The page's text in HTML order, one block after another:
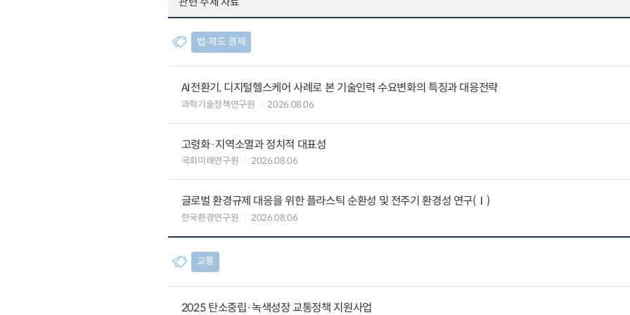
법∙제도 경제
AI전환기, 디지털헬스케어 사례로 본 기술인력 수요변화의 특징과 대응전략
과학기술정책연구원 2026.08.06
고령화·지역소멸과 정치적 대표성
국회미래연구원 2026.08.06
글로벌 환경규제 대응을 위한 플라스틱 순환성 및 전주기 환경성 연구(Ⅰ)
한국환경연구원 2026.08.06
교통
2025 탄소중립·녹색성장 교통정책 지원사업